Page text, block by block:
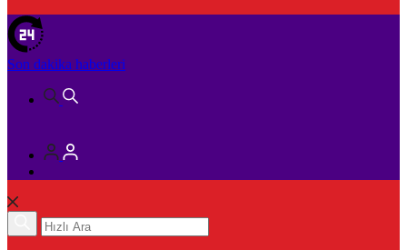
Son dakika haberleri